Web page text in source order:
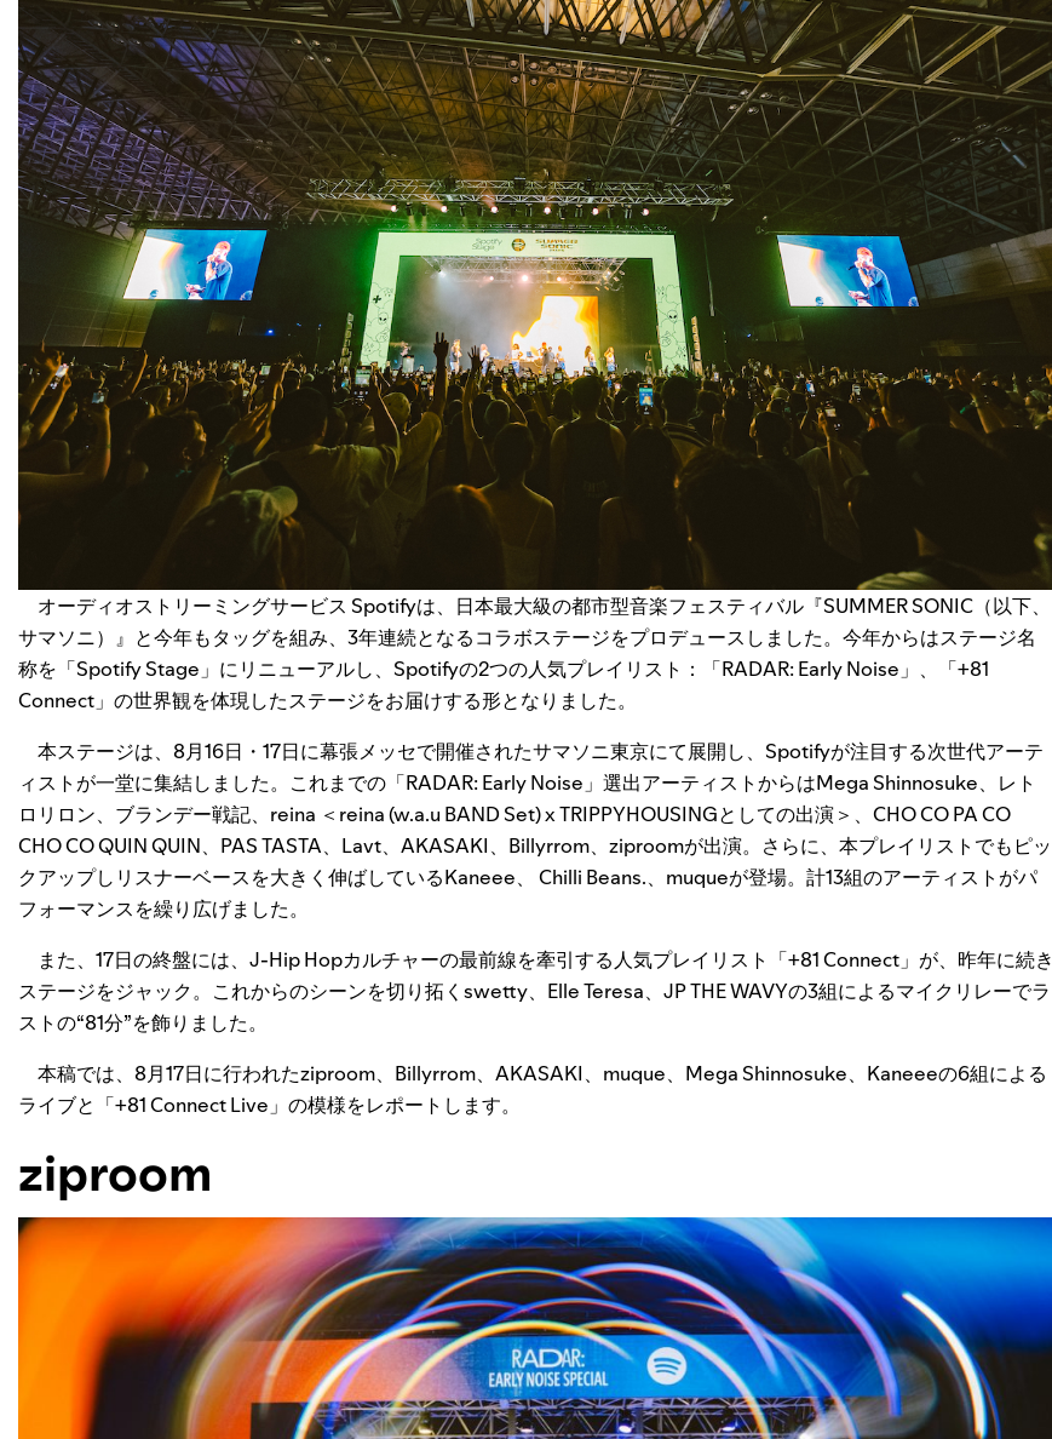
オーディオストリーミングサービス Spotifyは、日本最大級の都市型音楽フェスティバル『SUMMER SONIC（以下、
サマソニ）』と今年もタッグを組み、3年連続となるコラボステージをプロデュースしました。今年からはステージ名
称を「Spotify Stage」にリニューアルし、Spotifyの2つの人気プレイリスト：「RADAR: Early Noise」、「+81
Connect」の世界観を体現したステージをお届けする形となりました。
本ステージは、8月16日・17日に幕張メッセで開催されたサマソニ東京にて展開し、Spotifyが注目する次世代アーテ
ィストが一堂に集結しました。これまでの「RADAR: Early Noise」選出アーティストからはMega Shinnosuke、レト
ロリロン、ブランデー戦記、reina ＜reina (w.a.u BAND Set) x TRIPPYHOUSINGとしての出演＞、CHO CO PA CO
CHO CO QUIN QUIN、PAS TASTA、Lavt、AKASAKI、Billyrrom、ziproomが出演。さらに、本プレイリストでもピッ
クアップしリスナーベースを大きく伸ばしているKaneee、 Chilli Beans.、muqueが登場。計13組のアーティストがパ
フォーマンスを繰り広げました。
また、17日の終盤には、J-Hip Hopカルチャーの最前線を牽引する人気プレイリスト「+81 Connect」が、昨年に続き
ステージをジャック。これからのシーンを切り拓くswetty、Elle Teresa、JP THE WAVYの3組によるマイクリレーでラ
ストの“81分”を飾りました。
本稿では、8月17日に行われたziproom、Billyrrom、AKASAKI、muque、Mega Shinnosuke、Kaneeeの6組による
ライブと「+81 Connect Live」の模様をレポートします。
ziproom